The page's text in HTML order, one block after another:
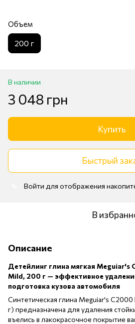
Объем
200 г
В наличии
3 048 грн
Купить
Быстрый
Войти для отображения
В
Описание
Детейлинг глина мягкая Meguiar's
Mild, 200 г — эффективное
подготовка кузова автомобиля
Синтетическая глина Meguiar's
г) предназначена для удаления
въелись в лакокрасочное покрытие